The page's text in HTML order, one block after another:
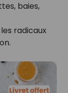
baies,
radicaux